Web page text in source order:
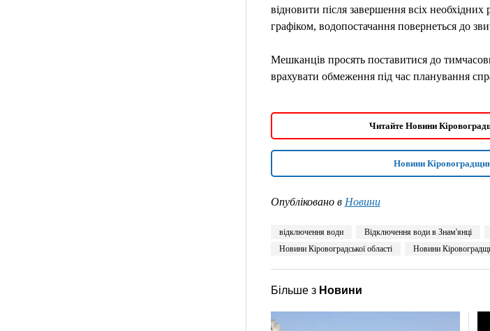
відновити після завершення всіх
графіком, водопостачання повернеться до
Мешканців просять поставитися до
врахувати обмеження під час планування
Читайте Новини
Новини
Опубліковано в Новини
відключення води Відключення води в Знам'янці
Новини Кіровоградської області
Новини
Більше з Новини